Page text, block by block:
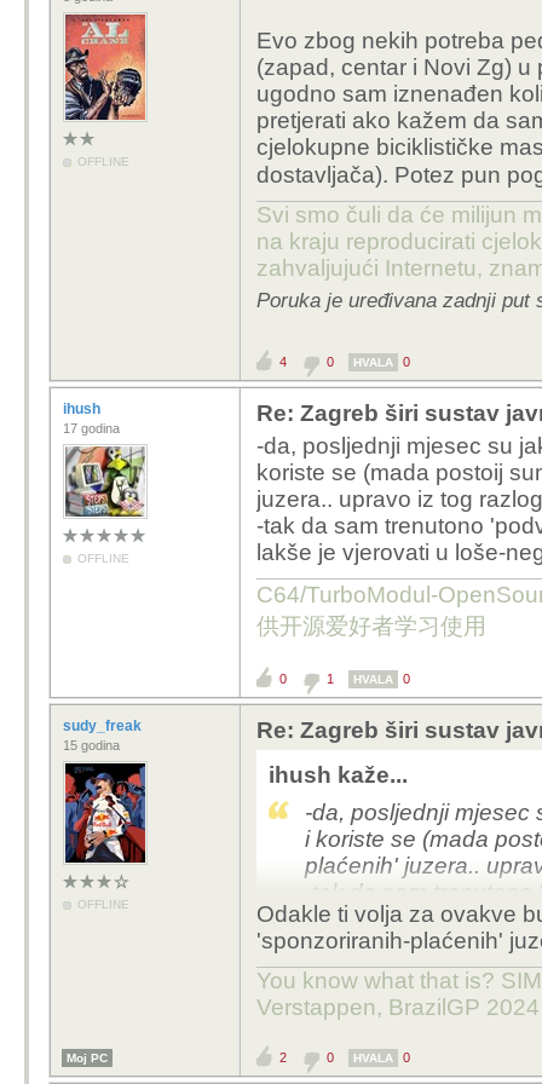
OFFLINE
Evo zbog nekih potreba
(zapad, centar i Novi Zg) u
ugodno sam iznenađen
pretjerati ako kažem da
cjelokupne biciklističke
dostavljača). Potez pun
Svi smo čuli da će milijun
na kraju reproducirati
zahvaljujući Internetu,
Poruka je uređivana zadnji put
4 0 HVALA 0
ihush
17 godina
OFFLINE
Re: Zagreb širi sustav
-da, posljednji mjesec su
koriste se (mada postoij
juzera.. upravo iz tog
-tak da sam trenutono
lakše je vjerovati u loše-
C64/TurboModul-
供开源爱好者学习使用
0 1 HVALA 0
sudy_freak
15 godina
OFFLINE
Re: Zagreb širi sustav
ihush kaže...
-da, posljednji mjesec
i koriste se (mada
plaćenih' juzera..
-tak da sam
ili lakše je vjerovati u
:) ..
Odakle ti volja za ovakve
'sponzoriranih-plaćenih'
You know what that is?
Verstappen, BrazilGP 2024
Moj PC 2 0 HVALA 0